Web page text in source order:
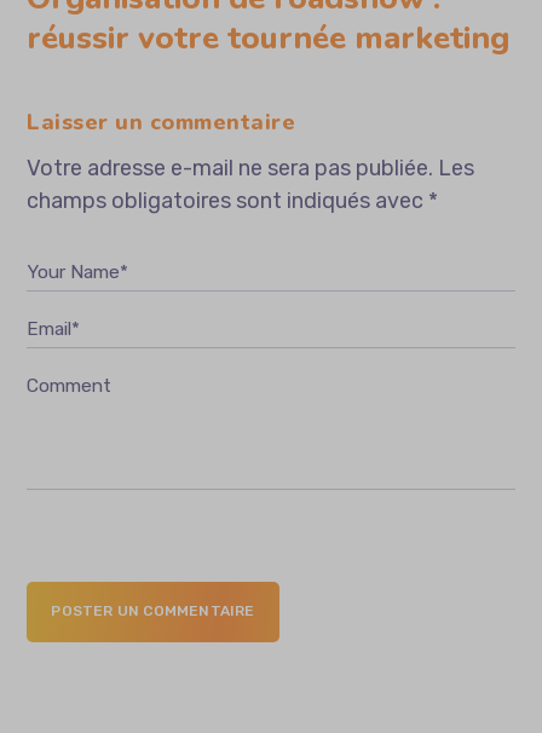
réussir votre tournée marketing
Laisser un commentaire
Votre adresse e-mail ne sera pas publiée. Les
champs obligatoires sont indiqués avec *
Your Name*
Email*
Comment
POSTER UN COMMENTAIRE